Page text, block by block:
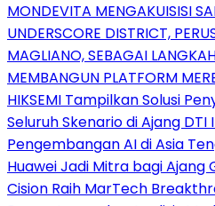
MONDEVITA MENGAKUISISI
UNDERSCORE DISTRICT,
MAGLIANO, SEBAGAI
MEMBANGUN PLATFORM
HIKSEMI Tampilkan Solusi
Seluruh Skenario di Ajang DTI
Pengembangan AI di Asia
Huawei Jadi Mitra bagi Ajang
Cision Raih MarTech